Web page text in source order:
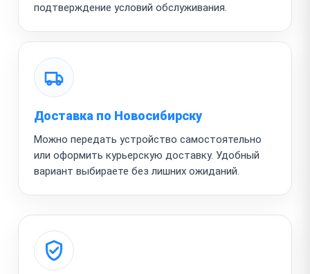
подтверждение условий обслуживания.
Доставка по Новосибирску
Можно передать устройство самостоятельно
или оформить курьерскую доставку. Удобный
вариант выбираете без лишних ожиданий.